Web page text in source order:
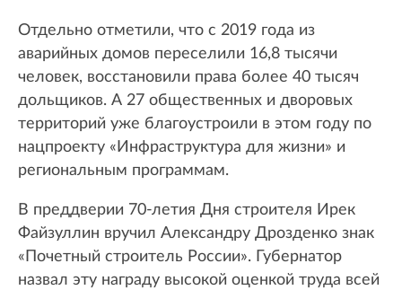
Отдельно отметили, что с 2019 года из
аварийных домов переселили 16,8 тысячи
человек, восстановили права более 40 тысяч
дольщиков. А 27 общественных и дворовых
территорий уже благоустроили в этом году по
нацпроекту «Инфраструктура для жизни» и
региональным программам.
В преддверии 70-летия Дня строителя Ирек
Файзуллин вручил Александру Дрозденко знак
«Почетный строитель России». Губернатор
назвал эту награду высокой оценкой труда всей